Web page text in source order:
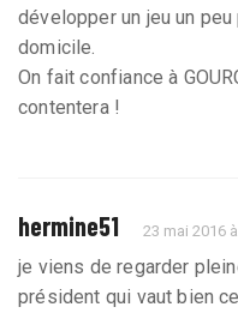
développer un jeu un
domicile.
On fait confiance à
contentera !
hermine51 23 mai 2016
je viens de regarder
président qui vaut bien